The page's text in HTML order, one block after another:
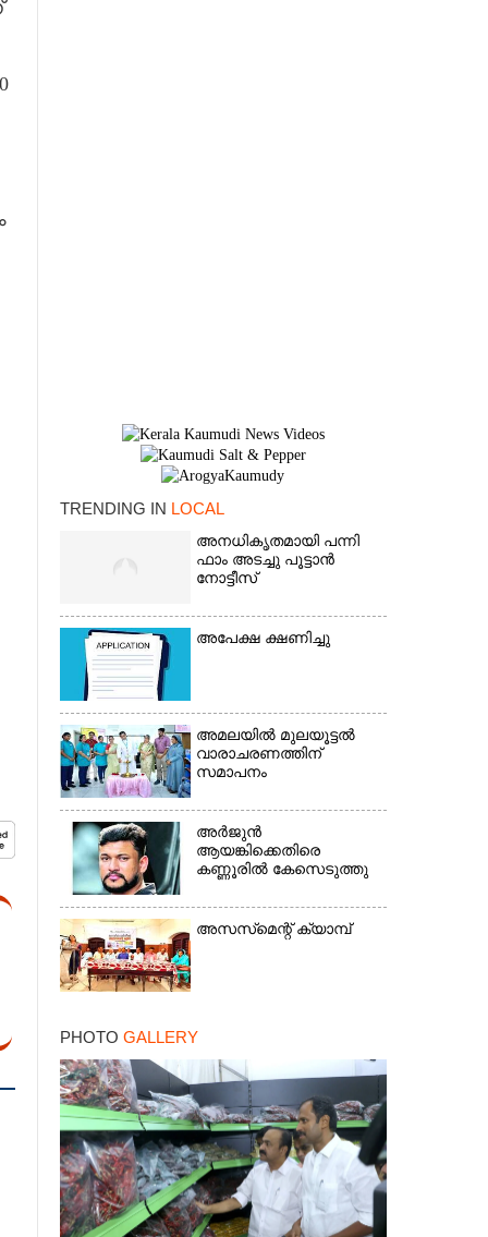
TRENDING IN LOCAL
അനധികൃതമായി പന്നി
ഫാം അടച്ചു പൂട്ടാൻ
നോട്ടീസ്
അപേക്ഷ ക്ഷണിച്ചു
അമലയിൽ മുലയൂട്ടൽ
വാരാചരണത്തിന്
സമാപനം
അർജുൻ
ആയങ്കിക്കെതിരെ
കണ്ണൂരിൽ കേസെടുത്തു
അസസ്‌മെന്റ് ക്യാമ്പ്
PHOTO GALLERY
×